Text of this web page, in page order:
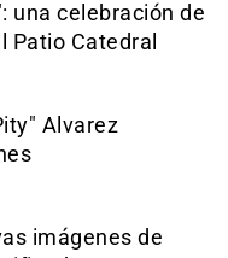
una celebración de
Patio Catedral
Alvarez
imágenes de